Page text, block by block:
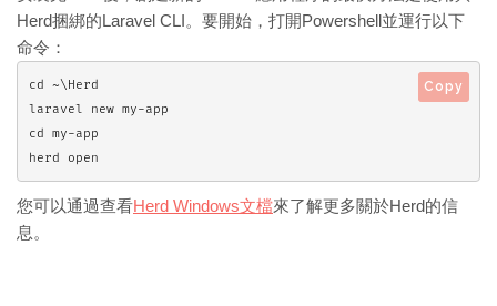
Herd捆綁的Laravel CLI。要開始，打開Powershell並運行以下
命令：
cd ~\Herd
laravel new my-app
cd my-app
herd open
Copy
您可以通過查看Herd Windows文檔來了解更多關於Herd的信
息。